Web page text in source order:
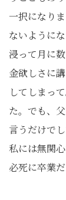
一択になり
ないように
浸って月に
金欲しさに
してしまっ
た。でも、
言うだけで
私には無関
必死に卒業